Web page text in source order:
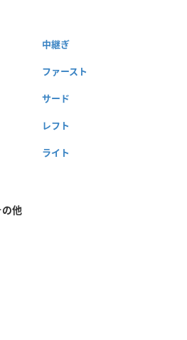
中継ぎ
ファースト
サード
レフト
ライト
他